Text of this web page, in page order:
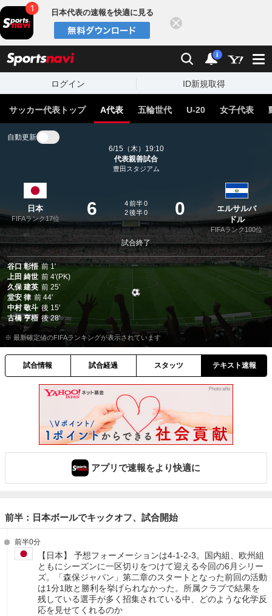
日本代表の速報を快適に見る
検索 通知
i
ログイン ID新規取得
サッカー代表トップ A代表 五輪世代 U-20 女子代表
自動更新
6/15（木）19:10
代表親善試合
豊田スタジアム
日本
FIFAランク17位
6 4前半0
2後半0 0
エルサルバ
ドル
FIFAランク100位
試合終了
谷口 彰悟 前1'
上田 綺世 前 4'(PK)
久保 建英 前 25'
堂安 律 前 44'
中村 敬斗 後 15'
古橋 亨梧 後28'
※ 最新確定値のFIFAランキングが表示されています
試合情報 試合経過 スタッツ テキスト速報
アプリで速報をより快適に
前半：日本ボールでキックオフ、試合開始
前半0分
【日本】 予想フォーメーションは4-1-2-3。国内組、欧州組
ともにシーズンに一区切りをつけて迎える今回の6月シリー
ズ。「森保ジャパン」第二章のスタートとなった前回の活動
は1分1敗と勝利を挙げられなかった。所属クラブで結果を
残している選手が多く招集されている中、どのような化学反
応を見せてくれるのか